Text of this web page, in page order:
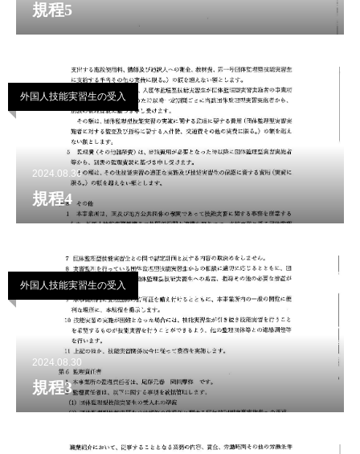
規程5
外国人技能実習生の受入
2024.08.30
規程4
外国人技能実習生の受入
2024.08.30
規程3